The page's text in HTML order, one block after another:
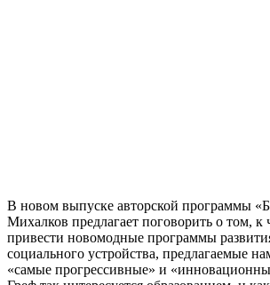
В новом выпуске авторской программы
Михалков предлагает поговорить о том, к
привести новомодные программы
социального устройства, предлагаемые
«самые прогрессивные» и